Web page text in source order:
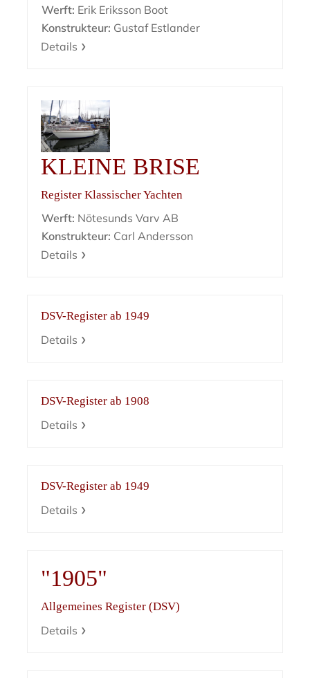
Werft: Erik Eriksson Boot
Konstrukteur: Gustaf Estlander
Details
KLEINE BRISE
Register Klassischer Yachten
Werft: Nötesunds Varv AB
Konstrukteur: Carl Andersson
Details
DSV-Register ab 1949
Details
DSV-Register ab 1908
Details
DSV-Register ab 1949
Details
"1905"
Allgemeines Register (DSV)
Details